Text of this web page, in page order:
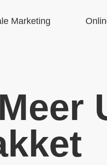
Marketing